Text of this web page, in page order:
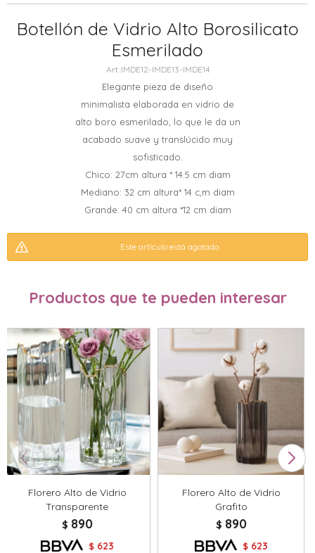
Botellón de Vidrio Alto Borosilicato
Esmerilado
IMDE12-IMDE13-IMDE14
Elegante pieza de diseño
minimalista elaborada en vidrio de
alto boro esmerilado, lo que le da un
acabado suave y translúcido muy
sofisticado.
Chico: 27cm altura * 14.5 cm diam
Mediano: 32 cm altura* 14 c,m diam
Grande: 40 cm altura *12 cm diam
Este artículo está agotado.
Productos que te pueden interesar
Florero Alto de Vidrio
Transparente
$ 890
$ 623
Florero Alto de Vidrio
Grafito
$ 890
$ 623